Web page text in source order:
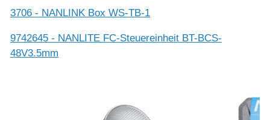
3706 - NANLINK Box WS-TB-1
9742645 - NANLITE FC-Steuereinheit BT-BCS-
48V3.5mm